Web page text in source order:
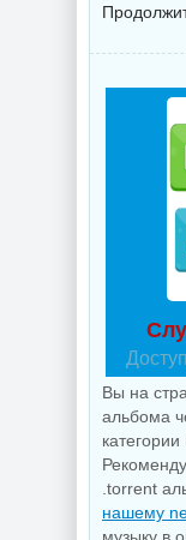
Вы на
альбома
.torrent
нашему